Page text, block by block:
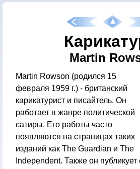
Martin
Martin Rowson (родился 15
февраля 1959 г.) - британский
карикатурист и писайтель. Он
работает в жанре политической
сатиры. Его работы часто
появляются на страницах таких
изданий как The Guardian и The
Independent. Также он